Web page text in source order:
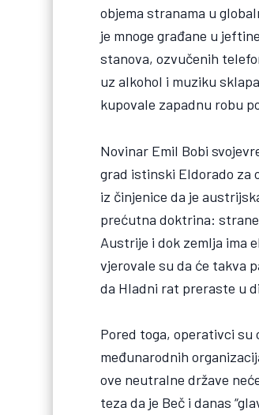
objema stranama u
je mnoge građane u
stanova, ozvučenih
uz alkohol i muziku
kupovale zapadnu robu
Novinar Emil Bobi
grad istinski Eldorado za
iz činjenice da je
prećutna doktrina:
Austrije i dok zemlja ima
vjerovale su da će takva
da Hladni rat preraste u
Pored toga, operativci
međunarodnih
ove neutralne države
teza da je Beč i danas